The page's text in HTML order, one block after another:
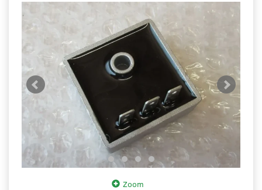
Zoom